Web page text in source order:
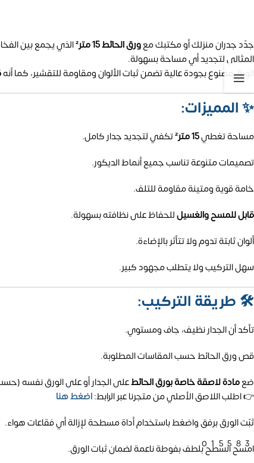
جدّد جدران منزلك أو مكتبك معورق الحائط 15 متر²
الذي يجمع بين
المثالي لتجديد أي مساحة بسهولة.
الورق مصنوع بجودة عالية تضمن ثبات الألوان ومقاومة للتقشير، كما أنه
✨المميزات:
مساحة تغطي15 متر²
تكفي لتجديد جدار كامل.
تصميمات متنوعة تناسب جميع أنماط الديكور.
خامة قوية ومتينة مقاومة للتلف.
قابل للمسح والغسيلللحفاظ على نظافته بسهولة.
ألوان ثابتة تدوم ولا تتأثر بالإضاءة.
سهل التركيب ولا يتطلب مجهود كبير.
🛠️ طريقة التركيب:
تأكد أن الجدار نظيف، جاف ومستوي.
قص ورق الحائط حسب المقاسات المطلوبة.
ضعمادة لاصقة خاصة بورق الحائطعلى الجدار أو على الورق نفسه
👉 اطلب اللاصق الأصلي من متجرنا عبر الرابط:اضغط هنا
ثبّت الورق برفق واضغط باستخدام أداة مسطحة لإزالة أي فقاعات هواء.
امسح السطح بلطف بفوطة ناعمة لضمان ثبات الورق.